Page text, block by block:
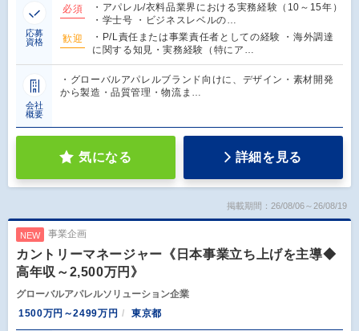
応募
資格
必須
・アパレル/衣料品業界における実務経験（10～15年）
・学士号 ・ビジネスレベルの…
歓迎
・P/L責任または事業責任者としての経験 ・海外調達
に関する知見・実務経験（特にア…
会社
概要
・グローバルアパレルブランド向けに、デザイン・素材開発
から製造・品質管理・物流ま…
気になる 詳細を見る
掲載期間：26/08/06～26/08/19
NEW 事業企画
カントリーマネージャー《日本事業立ち上げを主導◆
高年収～2,500万円》
グローバルアパレルソリューション企業
1500万円～2499万円
東京都